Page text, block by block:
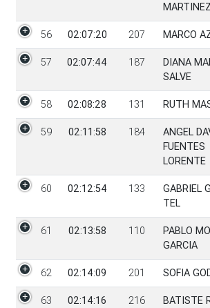
MARTINEZ
56 02:07:20 207 MARCO
57 02:07:44 187
DIANA
SALVE
58 02:08:28 131 RUTH
59 02:11:58 184
ANGEL
FUENTES
LORENTE
60 02:12:54 133
GABRIEL
TEL
61 02:13:58 110
PABLO
GARCIA
62 02:14:09 201 SOFIA
63 02:14:16 216
BATISTE